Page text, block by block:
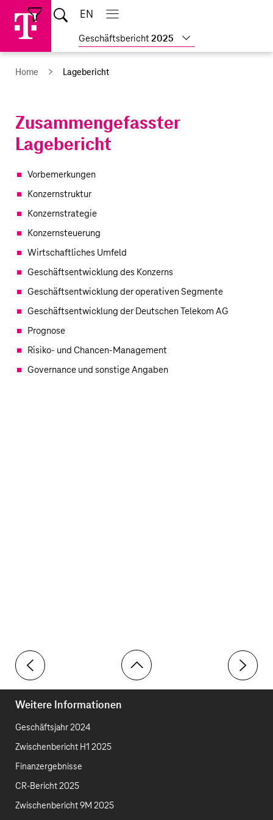
Sprungmarken
Springe
direkt
Springe
direkt
zum
Geschäftsbericht 2025
Weitere
Geschäftsberichte
Home
Schließen
SucheEN
Hauptnavigation
öffnen
Hauptnavigation
schließen
Home Lagebericht
Zusammen­gefasster
Lagebericht
Vorbemerkungen
Konzernstruktur
Konzernstrategie
Konzernsteuerung
Wirtschaftliches Umfeld
Geschäftsentwicklung des Konzerns
Geschäftsentwicklung der operativen Segmente
Geschäftsentwicklung der Deutschen Telekom AG
Prognose
Risiko- und Chancen-Management
Governance und sonstige Angaben
Toolbar
Highlights
Weitere Informationen
Geschäftsjahr 2024
Zwischenbericht H1 2025
Finanzergebnisse
CR-Bericht 2025
Zwischenbericht 9M 2025